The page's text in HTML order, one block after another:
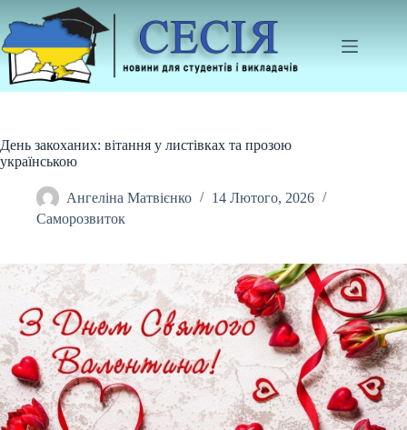
до
вмісту
День закоханих: вітання у листівках та прозою
українською
Ангеліна Матвієнко
14 Лютого, 2026
Саморозвиток